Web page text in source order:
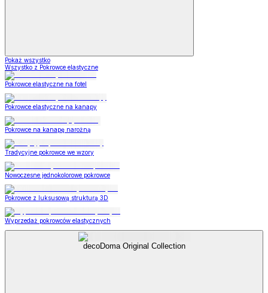
Pokaż wszystko
Wszystko z Pokrowce elastyczne
Pokrowce elastyczne na fotel
Pokrowce elastyczne na kanapy
Pokrowce na kanapę narożną
Tradycyjne pokrowce we wzory
Nowoczesne jednokolorowe pokrowce
Pokrowce z luksusową strukturą 3D
Wyprzedaż pokrowców elastycznych
decoDoma Original Collection